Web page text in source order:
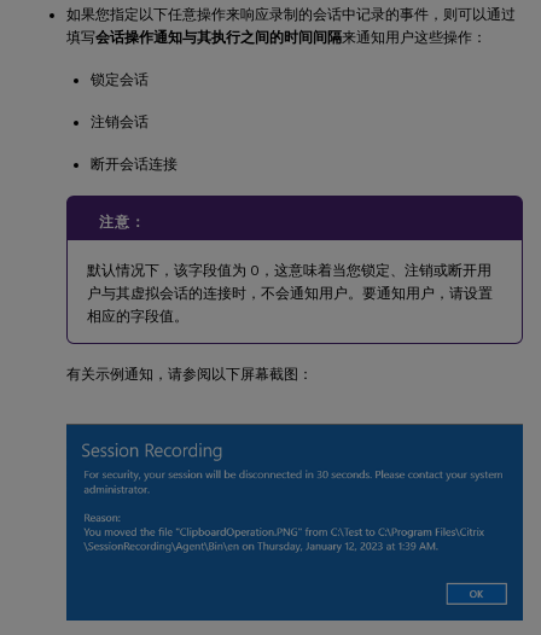
如果您指定以下任意操作来响应录制的会话中记录的事件，则可以通过
填写会话操作通知与其执行之间的时间间隔来通知用户这些操作：
锁定会话
注销会话
断开会话连接
注意：
默认情况下，该字段值为 0，这意味着当您锁定、注销或断开用
户与其虚拟会话的连接时，不会通知用户。要通知用户，请设置
相应的字段值。
有关示例通知，请参阅以下屏幕截图：